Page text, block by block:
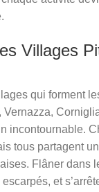
Villages
qui forment
Vernazza,
incontournable.
tous partagent
Flâner dans
et